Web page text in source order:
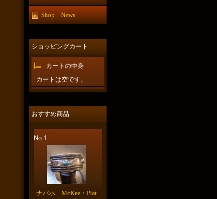
Shop News
ショッピングカート
カートの中身
カートは空です。
おすすめ商品
No.1
ナバホ McKee・Plat